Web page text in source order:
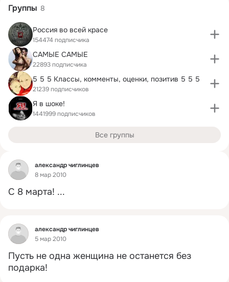
Фид
александр чиглинцев
8 мар 2010
С 8 марта! ...
Фид
александр чиглинцев
5 мар 2010
Пусть не одна женщина не останется без
подарка!
Группы 8
Россия во всей красе
154474 подписчика
САМЫЕ САМЫЕ
22893 подписчика
5 5 5 Классы, комменты, оценки, позитив 5 5 5
21239 подписчиков
Я в шоке!
1441999 подписчиков
Все группы